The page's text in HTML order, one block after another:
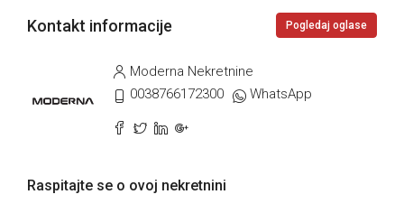
Kontakt informacije Pogledaj oglase
Moderna Nekretnine
0038766172300
WhatsApp
Raspitajte se o ovoj nekretnini